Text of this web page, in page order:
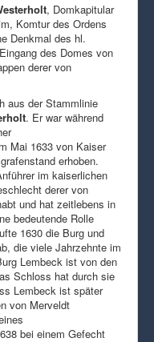
, Domkapitular
Komtur des Ordens
Denkmal des hl.
des Domes von
derer von
aus der Stammlinie
. Er war während
Mai 1633 von Kaiser
erhoben.
im kaiserlichen
derer von
und hat zeitlebens in
bedeutende Rolle
1630 die Burg und
die viele Jahrzehnte im
Lembeck ist von den
Schloss hat durch sie
Lembeck ist später
von Merveldt
bei einem Gefecht